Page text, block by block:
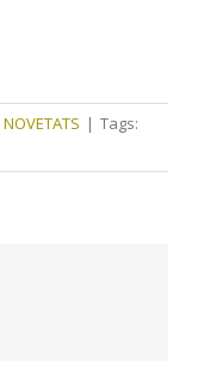
NOVETATS | Tags: